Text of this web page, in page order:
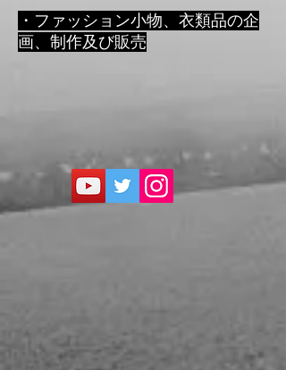
・ファッション小物、衣類品の企
画、制作及び販売